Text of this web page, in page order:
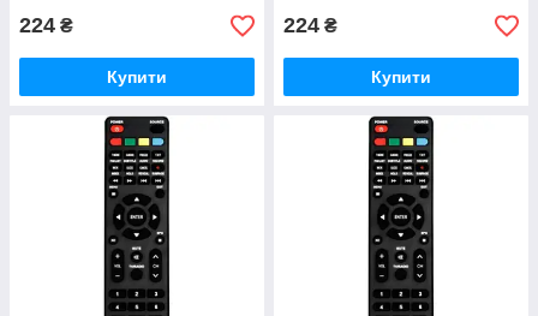
224 ₴
Купити
224 ₴
Купити